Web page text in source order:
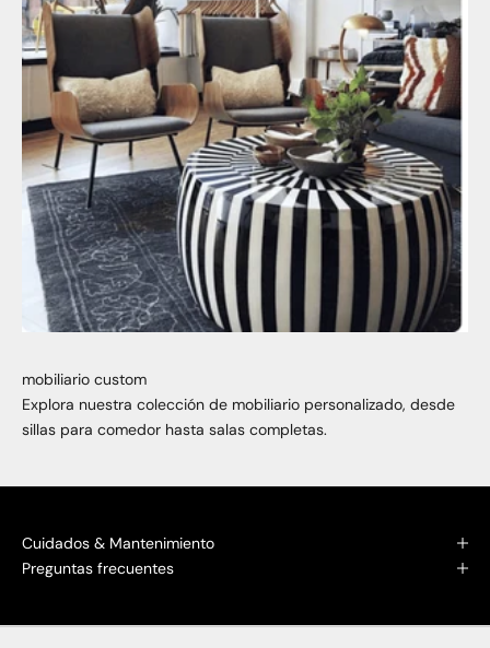
mobiliario custom
Explora nuestra colección de mobiliario personalizado, desde
sillas para comedor hasta salas completas.
Cuidados & Mantenimiento
Preguntas frecuentes